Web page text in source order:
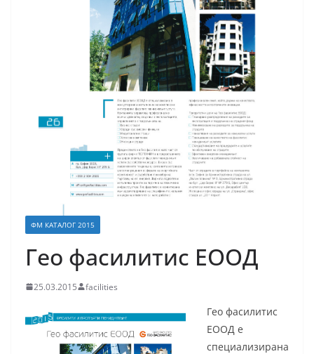
ФМ КАТАЛОГ 2015
Гео фасилитис ЕООД
25.03.2015 facilities
Гео фасилитис
ЕООД е
специализирана